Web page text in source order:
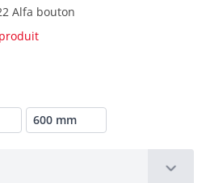
Alfa bouton
600 mm